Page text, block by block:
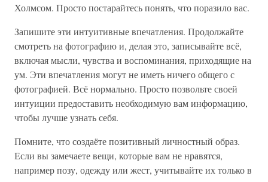
Холмсом. Просто постарайтесь понять, что поразило вас.
Запишите эти интуитивные впечатления. Продолжайте
смотреть на фотографию и, делая это, записывайте всё,
включая мысли, чувства и воспоминания, приходящие на
ум. Эти впечатления могут не иметь ничего общего с
фотографией. Всё нормально. Просто позвольте своей
интуиции предоставить необходимую вам информацию,
чтобы лучше узнать себя.
Помните, что создаёте позитивный личностный образ.
Если вы замечаете вещи, которые вам не нравятся,
например позу, одежду или жест, учитывайте их только в